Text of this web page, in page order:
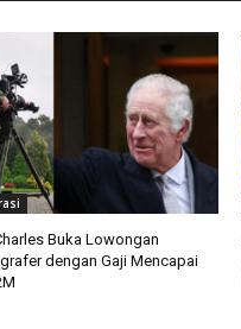
Buka Lowongan
dengan Gaji Mencapai